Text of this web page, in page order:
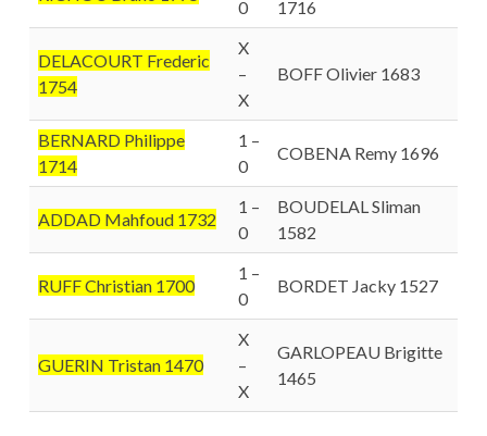
0
1716
DELACOURT Frederic
1754
X
–
X
BOFF Olivier 1683
BERNARD Philippe
1714
1 –
0
COBENA Remy 1696
ADDAD Mahfoud 1732
1 –
0
BOUDELAL Sliman
1582
RUFF Christian 1700
1 –
0
BORDET Jacky 1527
GUERIN Tristan 1470
X
–
X
GARLOPEAU Brigitte
1465